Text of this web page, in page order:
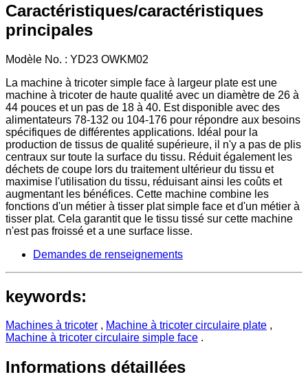
Caractéristiques/caractéristiques
principales
Modèle No. : YD23 OWKM02
La machine à tricoter simple face à largeur plate est une
machine à tricoter de haute qualité avec un diamètre de 26 à
44 pouces et un pas de 18 à 40. Est disponible avec des
alimentateurs 78-132 ou 104-176 pour répondre aux besoins
spécifiques de différentes applications. Idéal pour la
production de tissus de qualité supérieure, il n'y a pas de plis
centraux sur toute la surface du tissu. Réduit également les
déchets de coupe lors du traitement ultérieur du tissu et
maximise l'utilisation du tissu, réduisant ainsi les coûts et
augmentant les bénéfices. Cette machine combine les
fonctions d'un métier à tisser plat simple face et d'un métier à
tisser plat. Cela garantit que le tissu tissé sur cette machine
n'est pas froissé et a une surface lisse.
Demandes de renseignements
keywords:
Machines à tricoter , Machine à tricoter circulaire plate ,
Machine à tricoter circulaire simple face .
Informations détaillées